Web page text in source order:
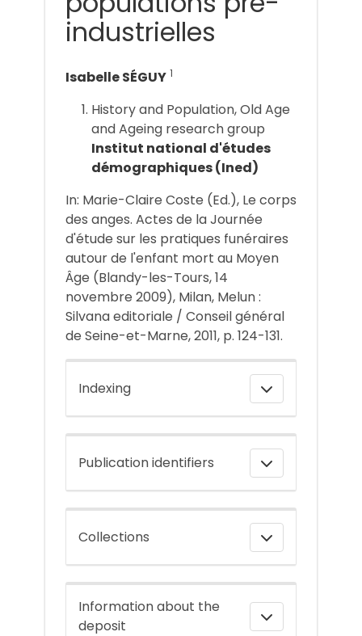
industrielles
Isabelle SÉGUY 1
History and Population, Old Age
and Ageing research group
Institut national d'études
démographiques (Ined)
In: Marie-Claire Coste (Ed.), Le corps
des anges. Actes de la Journée
d'étude sur les pratiques funéraires
autour de l'enfant mort au Moyen
Âge (Blandy-les-Tours, 14
novembre 2009), Milan, Melun :
Silvana editoriale / Conseil général
de Seine-et-Marne, 2011, p. 124-131.
Indexing
Publication identifiers
Collections
Information about the
deposit